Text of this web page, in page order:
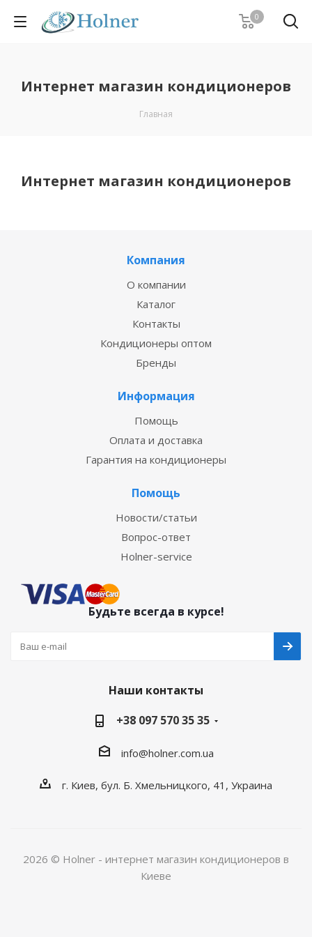
0
Интернет магазин кондиционеров
Главная
Интернет магазин кондиционеров
Компания
О компании
Каталог
Контакты
Кондиционеры оптом
Бренды
Информация
Помощь
Оплата и доставка
Гарантия на кондиционеры
Помощь
Новости/статьи
Вопрос-ответ
Holner-service
Будьте всегда в курсе!
Наши контакты
+38 097 570 35 35
info@holner.com.ua
г. Киев, бул. Б. Хмельницкого, 41, Украина
2026 © Holner - интернет магазин кондиционеров в
Киеве